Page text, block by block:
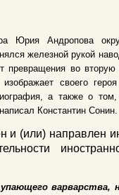
Юрия Андропова
железной рукой
превращения во
своего
а также о
Константин Сонин.
и (или) направлен